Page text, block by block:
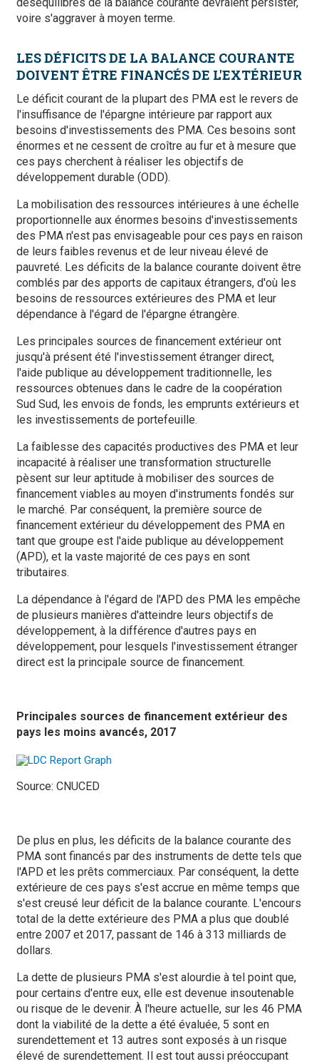
voire s'aggraver à moyen terme.
LES DÉFICITS DE LA BALANCE COURANTE
DOIVENT ÊTRE FINANCÉS DE L'EXTÉRIEUR
Le déficit courant de la plupart des PMA est le revers de
l'insuffisance de l'épargne intérieure par rapport aux
besoins d'investissements des PMA. Ces besoins sont
énormes et ne cessent de croître au fur et à mesure que
ces pays cherchent à réaliser les objectifs de
développement durable (ODD).
La mobilisation des ressources intérieures à une échelle
proportionnelle aux énormes besoins d'investissements
des PMA n'est pas envisageable pour ces pays en raison
de leurs faibles revenus et de leur niveau élevé de
pauvreté. Les déficits de la balance courante doivent être
comblés par des apports de capitaux étrangers, d'où les
besoins de ressources extérieures des PMA et leur
dépendance à l'égard de l'épargne étrangère.
Les principales sources de financement extérieur ont
jusqu'à présent été l'investissement étranger direct,
l'aide publique au développement traditionnelle, les
ressources obtenues dans le cadre de la coopération
Sud Sud, les envois de fonds, les emprunts extérieurs et
les investissements de portefeuille.
La faiblesse des capacités productives des PMA et leur
incapacité à réaliser une transformation structurelle
pèsent sur leur aptitude à mobiliser des sources de
financement viables au moyen d'instruments fondés sur
le marché. Par conséquent, la première source de
financement extérieur du développement des PMA en
tant que groupe est l'aide publique au développement
(APD), et la vaste majorité de ces pays en sont
tributaires.
La dépendance à l'égard de l'APD des PMA les empêche
de plusieurs manières d'atteindre leurs objectifs de
développement, à la différence d'autres pays en
développement, pour lesquels l'investissement étranger
direct est la principale source de financement.
Principales sources de financement extérieur des
pays les moins avancés, 2017
Source: CNUCED
De plus en plus, les déficits de la balance courante des
PMA sont financés par des instruments de dette tels que
l'APD et les prêts commerciaux. Par conséquent, la dette
extérieure de ces pays s'est accrue en même temps que
s'est creusé leur déficit de la balance courante. L'encours
total de la dette extérieure des PMA a plus que doublé
entre 2007 et 2017, passant de 146 à 313 milliards de
dollars.
La dette de plusieurs PMA s'est alourdie à tel point que,
pour certains d'entre eux, elle est devenue insoutenable
ou risque de le devenir. À l'heure actuelle, sur les 46 PMA
dont la viabilité de la dette a été évaluée, 5 sont en
surendettement et 13 autres sont exposés à un risque
élevé de surendettement. Il est tout aussi préoccupant